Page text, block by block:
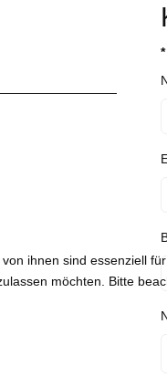
*
ihnen sind essenziell
möchten. Bitte